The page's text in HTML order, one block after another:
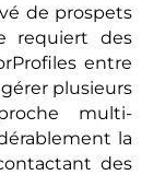
de prospets
requiert des
entre
plusieurs
multi-
la
des